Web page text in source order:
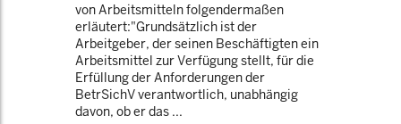
von Arbeitsmitteln folgendermaßen
erläutert:"Grundsätzlich ist der
Arbeitgeber, der seinen Beschäftigten ein
Arbeitsmittel zur Verfügung stellt, für die
Erfüllung der Anforderungen der
BetrSichV verantwortlich, unabhängig
davon, ob er das ...